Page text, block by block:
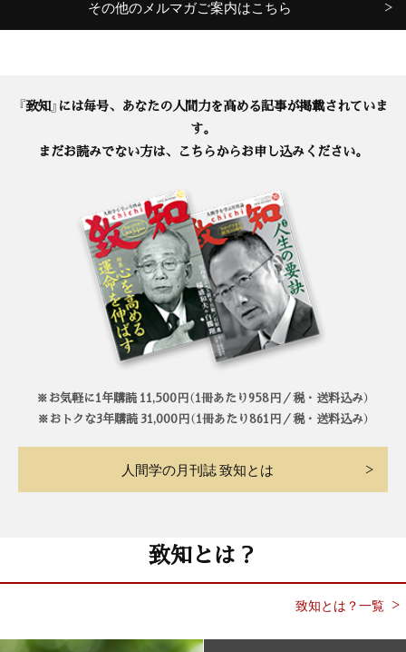
その他のメルマガご案内はこちら
『致知』には毎号、あなたの人間力を高める記事が掲載されていま
す。
まだお読みでない方は、こちらからお申し込みください。
※お気軽に1年購読 11,500円（1冊あたり958円／税・送料込み）
※おトクな3年購読 31,000円（1冊あたり861円／税・送料込み）
人間学の月刊誌 致知とは
致知とは？
致知とは？一覧